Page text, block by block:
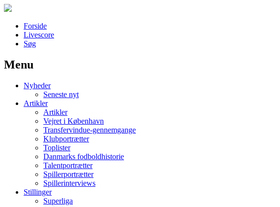
Forside
Livescore
Søg
Наши партнеры
лучшие займы
Menu
Nyheder
Seneste nyt
Artikler
Artikler
Vejret i København
Transfervindue-gennemgange
Klubportrætter
Toplister
Danmarks fodboldhistorie
Talentportrætter
Spillerportrætter
Spillerinterviews
Stillinger
Superliga